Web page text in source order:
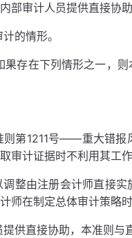
部审计人员提供直接协助
的情形。
存在下列情形之一，
则第1211号——重大错
审计证据时不利用其工作
整由注册会计师直接
师在制定总体审计策略时
供直接协助，本准则与